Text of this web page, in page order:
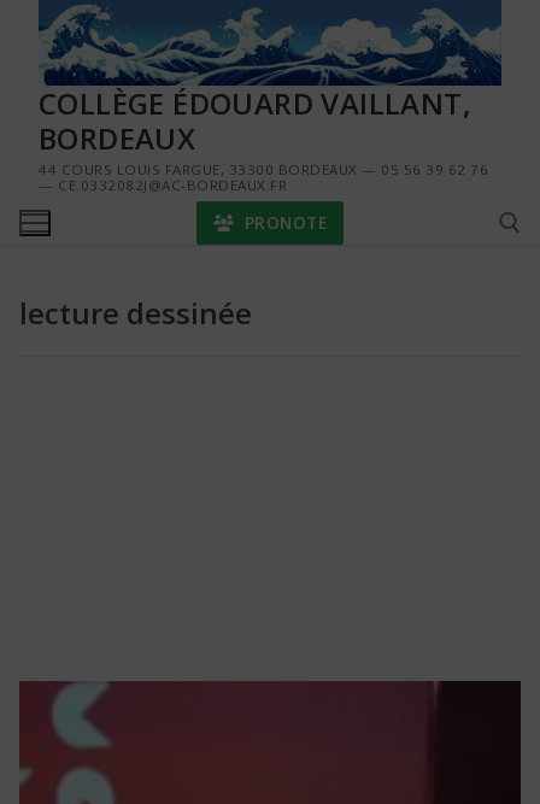
contenu
COLLÈGE ÉDOUARD VAILLANT,
BORDEAUX
44 COURS LOUIS FARGUE, 33300 BORDEAUX — 05 56 39 62 76
— CE.0332082J@AC-BORDEAUX.FR
PRONOTE
lecture dessinée